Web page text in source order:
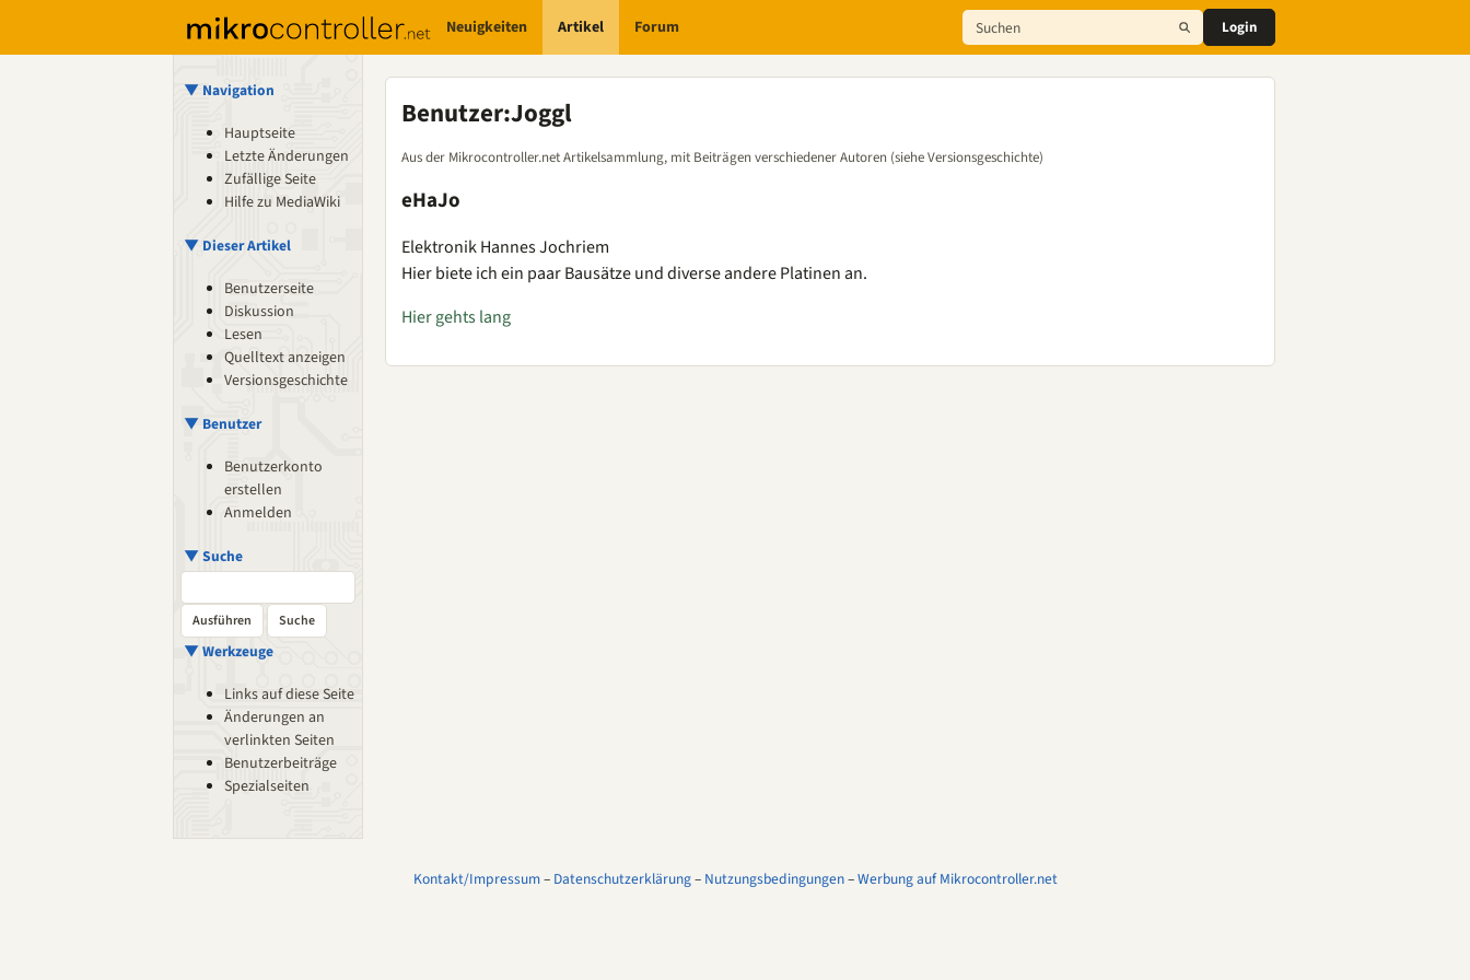
Neuigkeiten Artikel Forum Login
▼ Navigation
Hauptseite
Letzte Änderungen
Zufällige Seite
Hilfe zu MediaWiki
▼ Dieser Artikel
Benutzerseite
Diskussion
Lesen
Quelltext anzeigen
Versionsgeschichte
▼ Benutzer
Benutzerkonto
erstellen
Anmelden
▼ Suche
▼ Werkzeuge
Links auf diese Seite
Änderungen an
verlinkten Seiten
Benutzerbeiträge
Spezialseiten
Benutzer:Joggl
Aus der Mikrocontroller.net Artikelsammlung, mit Beiträgen verschiedener Autoren (siehe Versionsgeschichte)
eHaJo
Elektronik Hannes Jochriem
Hier biete ich ein paar Bausätze und diverse andere Platinen an.
Hier gehts lang
Kontakt/Impressum– Datenschutzerklärung– Nutzungsbedingungen–Werbung auf Mikrocontroller.net